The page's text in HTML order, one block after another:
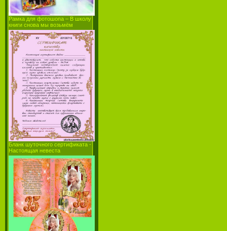
Рамка для фотошопа – В школу
книги снова мы возьмём
Бланк шуточного сертификата -
Настоящая невеста